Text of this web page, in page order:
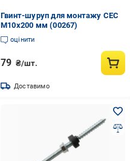
Гвинт-шуруп для монтажу СЕС
М10х200 мм (00267)
оцінити
79 ₴/шт.
Доставимо